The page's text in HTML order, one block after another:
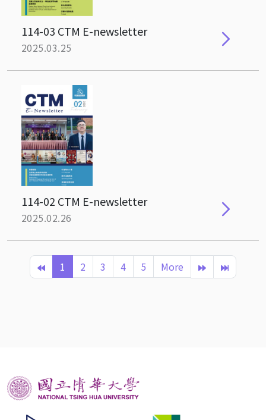
114-03 CTM E-newsletter
2025.03.25
114-02 CTM E-newsletter
2025.02.26
1 2 3 4 5 More